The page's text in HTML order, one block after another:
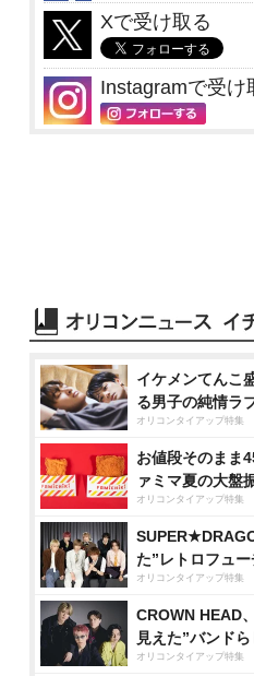
Xで受け取る
Instagramで受け
イケメンてんこ
る男子の純情ラ
オリコンタイアップ特集
お値段そのまま
ァミマ夏の大盤
オリコンタイアップ特集
た”レトロフュー
オリコンタイアップ特集
CROWN HEAD
見えた”バンドら
オリコンタイアップ特集